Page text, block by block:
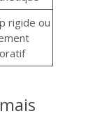
rigide ou